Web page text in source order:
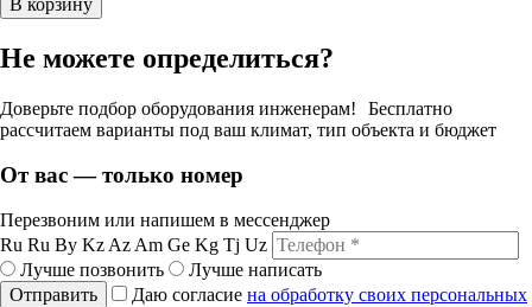
Не можете определиться?
Доверьте подбор оборудования инженерам! Бесплатно
рассчитаем варианты под ваш климат, тип объекта и бюджет
От вас — только номер
Перезвоним или напишем в мессенджер
Ru Ru By Kz Az Am Ge Kg Tj Uz
Лучше позвонить
Лучше написать
Отправить
Даю согласие на обработку своих персональных